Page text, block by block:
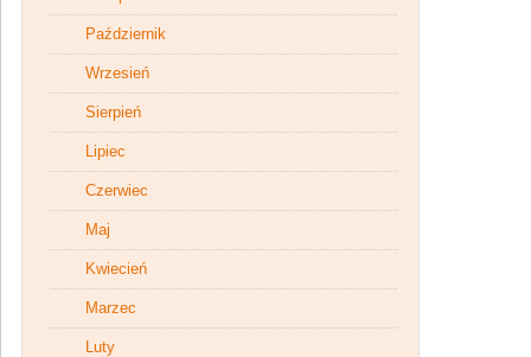
Październik
Wrzesień
Sierpień
Lipiec
Czerwiec
Maj
Kwiecień
Marzec
Luty